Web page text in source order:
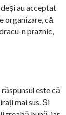
au acceptat
organizare, că
n praznic,
este că
mai sus. Și